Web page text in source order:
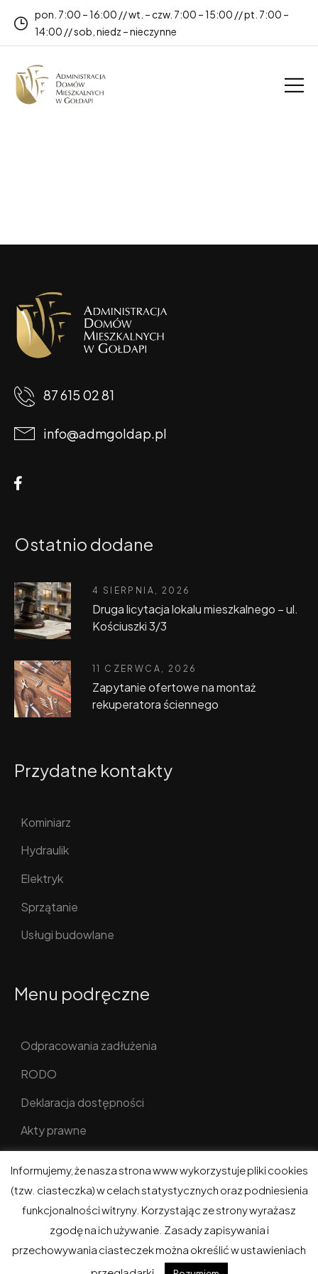
pon. 7:00 – 16:00 // wt. – czw. 7:00 – 15:00 // pt. 7:00 –
14:00 // sob, niedz – nieczynne
87 615 02 81
info@admgoldap.pl
Ostatnio dodane
4 SIERPNIA, 2026
Druga licytacja lokalu mieszkalnego – ul.
Kościuszki 3/3
11 CZERWCA, 2026
Zapytanie ofertowe na montaż
rekuperatora ściennego
Przydatne kontakty
Kominiarz
Hydraulik
Elektryk
Sprzątanie
Usługi budowlane
Menu podręczne
Odpracowania zadłużenia
RODO
Deklaracja dostępności
Akty prawne
ADM w Gołdapi © 2026. Wszelkie prawa zastrzeżone.
Realizacja i hosting:eGoldap.pl.
Informujemy, że nasza strona www wykorzystuje pliki cookies
(tzw. ciasteczka) w celach statystycznych oraz podniesienia
funkcjonalności witryny. Korzystając ze strony wyrażasz
zgodę na ich używanie. Zasady zapisywania i
przechowywania ciasteczek można określić w ustawieniach